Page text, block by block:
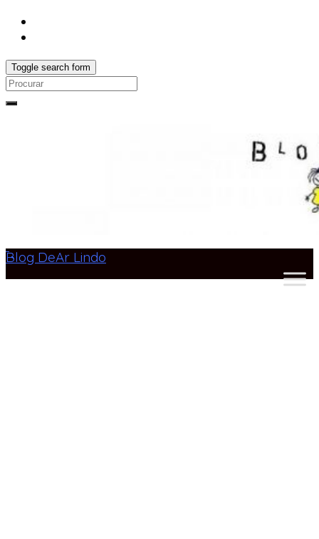
Toggle search form
Search
Blog DeAr Lindo